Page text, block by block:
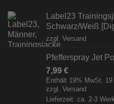
Label23
Schwarz/Weiß
zzgl. Versand
Pfefferspray Jet
7,99 €
Enthält 19% MwSt.
zzgl. Versand
Lieferzeit: ca. 2-3